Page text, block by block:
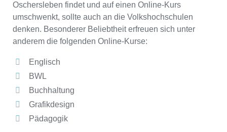
Oschersleben findet und auf einen Online-Kurs
umschwenkt, sollte auch an die Volkshochschulen
denken. Besonderer Beliebtheit erfreuen sich unter
anderem die folgenden Online-Kurse:
Englisch
BWL
Buchhaltung
Grafikdesign
Pädagogik